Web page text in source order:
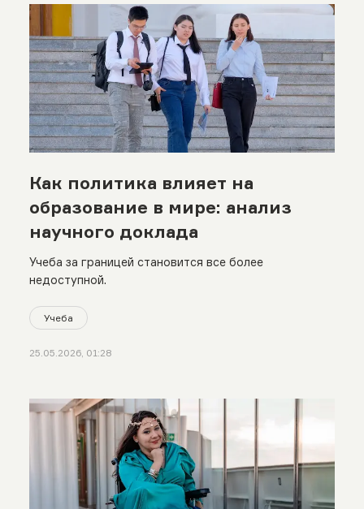
Как политика влияет на
образование в мире: анализ
научного доклада
Учеба за границей становится все более
недоступной.
Учеба
25.05.2026, 01:28